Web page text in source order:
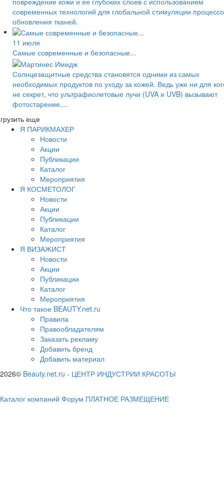
современных технологий для глобальной стимуляции
обновления тканей.
11 июля
Самые современные и безопасные...
Солнцезащитные средства становятся одними из самых
необходимых продуктов по уходу за кожей. Ведь уже ни для
не секрет, что ультрафиолетовые лучи (UVA и UVB) вызывают
фотостарение,...
еще
Я ПАРИКМАХЕР
Новости
Акции
Публикации
Каталог
Мероприятия
Я КОСМЕТОЛОГ
Новости
Акции
Публикации
Каталог
Мероприятия
Я ВИЗАЖИСТ
Новости
Акции
Публикации
Каталог
Мероприятия
Что такое BEAUTY.net.ru
Правила
Правообладателям
Заказать рекламу
Добавить бренд
Добавить материал
2026© Beauty.net.ru - ЦЕНТР ИНДУСТРИИ КРАСОТЫ
Каталог компаний Форум ПЛАТНОЕ РАЗМЕЩЕНИЕ